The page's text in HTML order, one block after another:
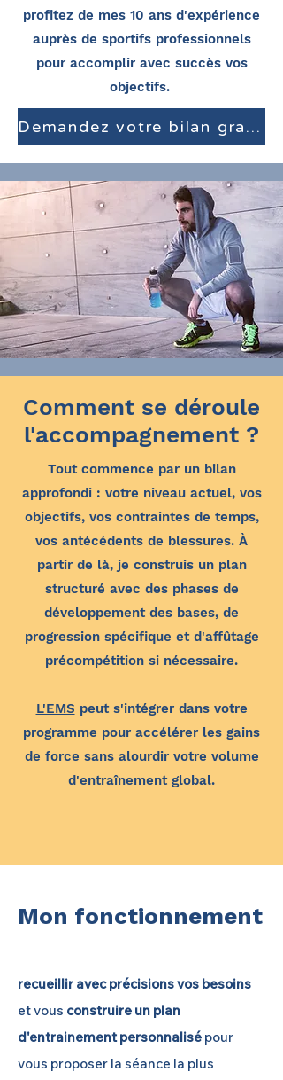
profitez de mes 10 ans d'expérience
auprès de sportifs professionnels
pour accomplir avec succès vos
objectifs.
Demandez votre bilan gratuit (15min)
Comment se déroule
l'accompagnement ?
Tout commence par un bilan
approfondi : votre niveau actuel, vos
objectifs, vos contraintes de temps,
vos antécédents de blessures. À
partir de là, je construis un plan
structuré avec des phases de
développement des bases, de
progression spécifique et d'affûtage
précompétition si nécessaire.
L'EMS peut s'intégrer dans votre
programme pour accélérer les gains
de force sans alourdir votre volume
d'entraînement global.
Mon fonctionnement
recueillir avec précisions vos besoins
et vous construire un plan
d'entrainement personnalisé pour
vous proposer la séance la plus